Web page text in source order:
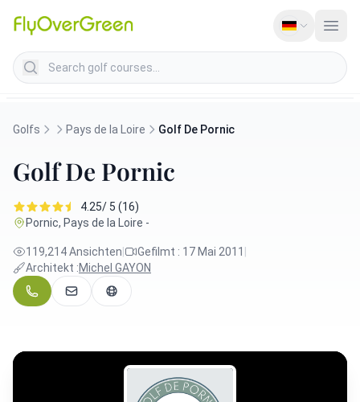
Search golf courses
Golfs Pays de la Loire Golf De Pornic
Golf De Pornic
4.25/ 5 (16)
Pornic, Pays de la Loire -
119,214 Ansichten Gefilmt : 17 Mai 2011
Architekt :Michel GAYON